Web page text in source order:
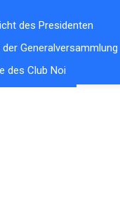
des Presidenten
Generalversammlung
des Club Noi